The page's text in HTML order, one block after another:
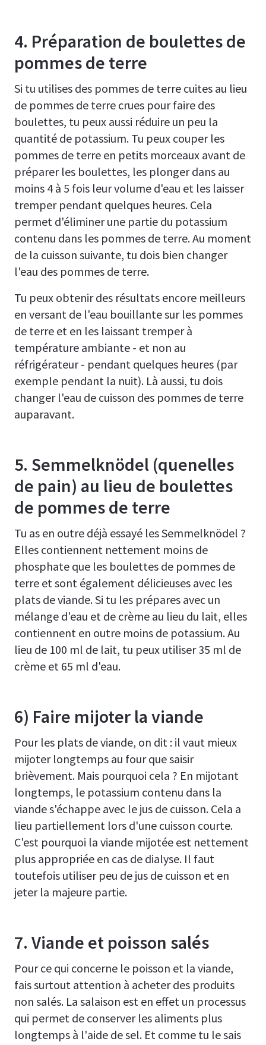
4. Préparation de boulettes de
pommes de terre
Si tu utilises des pommes de terre cuites au lieu
de pommes de terre crues pour faire des
boulettes, tu peux aussi réduire un peu la
quantité de potassium. Tu peux couper les
pommes de terre en petits morceaux avant de
préparer les boulettes, les plonger dans au
moins 4 à 5 fois leur volume d'eau et les laisser
tremper pendant quelques heures. Cela
permet d'éliminer une partie du potassium
contenu dans les pommes de terre. Au moment
de la cuisson suivante, tu dois bien changer
l'eau des pommes de terre.
Tu peux obtenir des résultats encore meilleurs
en versant de l'eau bouillante sur les pommes
de terre et en les laissant tremper à
température ambiante - et non au
réfrigérateur - pendant quelques heures (par
exemple pendant la nuit). Là aussi, tu dois
changer l'eau de cuisson des pommes de terre
auparavant.
5. Semmelknödel (quenelles
de pain) au lieu de boulettes
de pommes de terre
Tu as en outre déjà essayé les Semmelknödel ?
Elles contiennent nettement moins de
phosphate que les boulettes de pommes de
terre et sont également délicieuses avec les
plats de viande. Si tu les prépares avec un
mélange d'eau et de crème au lieu du lait, elles
contiennent en outre moins de potassium. Au
lieu de 100 ml de lait, tu peux utiliser 35 ml de
crème et 65 ml d'eau.
6) Faire mijoter la viande
Pour les plats de viande, on dit : il vaut mieux
mijoter longtemps au four que saisir
brièvement. Mais pourquoi cela ? En mijotant
longtemps, le potassium contenu dans la
viande s'échappe avec le jus de cuisson. Cela a
lieu partiellement lors d'une cuisson courte.
C'est pourquoi la viande mijotée est nettement
plus appropriée en cas de dialyse. Il faut
toutefois utiliser peu de jus de cuisson et en
jeter la majeure partie.
7. Viande et poisson salés
Pour ce qui concerne le poisson et la viande,
fais surtout attention à acheter des produits
non salés. La salaison est en effet un processus
qui permet de conserver les aliments plus
longtemps à l'aide de sel. Et comme tu le sais